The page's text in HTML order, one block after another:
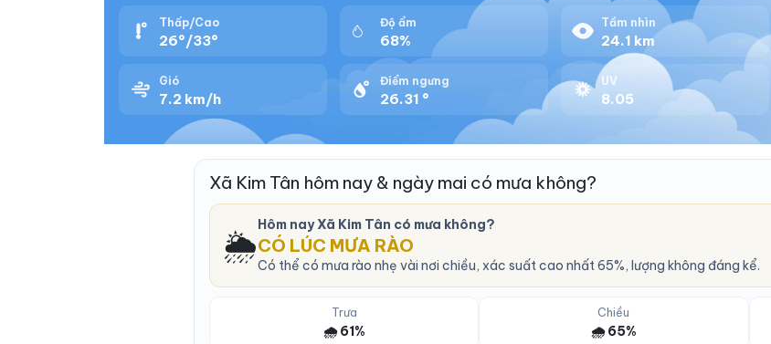
Thấp/Cao
26°/33°
Độ ẩm
68%
Tầm nhìn
24.1 km
Gió
7.2 km/h
Điểm ngưng
26.31 °
UV
8.05
Xã Kim Tân hôm nay & ngày mai có mưa không?
🌦️
Hôm nay Xã Kim Tân có mưa không?
CÓ LÚC MƯA RÀO
Có thể có mưa rào nhẹ vài nơi chiều, xác suất cao nhất 65%, lượng không đáng kể.
Trưa
🌧️ 61%
Chiều
🌧️ 65%